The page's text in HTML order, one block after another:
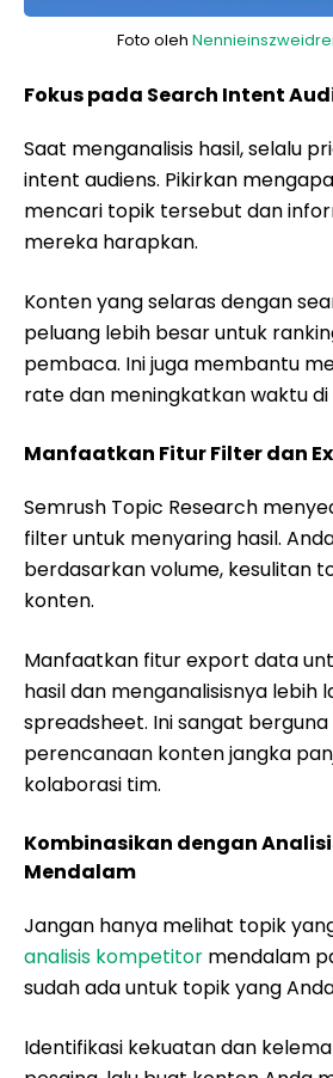
Foto oleh Nennieinszweidrei
Fokus pada Search Intent
Saat menganalisis hasil, selalu
intent audiens. Pikirkan
mencari topik tersebut dan
mereka harapkan.
Konten yang selaras dengan
peluang lebih besar untuk
pembaca. Ini juga membantu
rate dan meningkatkan waktu di
Manfaatkan Fitur Filter dan
Semrush Topic Research
filter untuk menyaring hasil.
berdasarkan volume, kesulitan
konten.
Manfaatkan fitur export data
hasil dan menganalisisnya lebih
spreadsheet. Ini sangat
perencanaan konten jangka
kolaborasi tim.
Kombinasikan dengan
Mendalam
Jangan hanya melihat topik
analisis kompetitor mendalam
sudah ada untuk topik yang
Identifikasi kekuatan dan